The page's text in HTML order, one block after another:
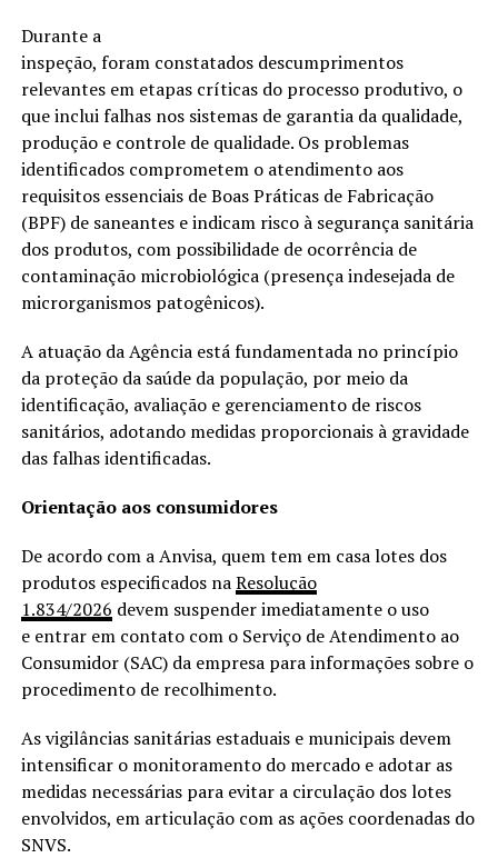
Durante a
inspeção, foram constatados descumprimentos
relevantes em etapas críticas do processo produtivo, o
que inclui falhas nos sistemas de garantia da qualidade,
produção e controle de qualidade. Os problemas
identificados comprometem o atendimento aos
requisitos essenciais de Boas Práticas de Fabricação
(BPF) de saneantes e indicam risco à segurança sanitária
dos produtos, com possibilidade de ocorrência de
contaminação microbiológica (presença indesejada de
microrganismos patogênicos).
A atuação da Agência está fundamentada no princípio
da proteção da saúde da população, por meio da
identificação, avaliação e gerenciamento de riscos
sanitários, adotando medidas proporcionais à gravidade
das falhas identificadas.
Orientação aos consumidores
De acordo com a Anvisa, quem tem em casa lotes dos
produtos especificados naResolução
1.834/2026 devem suspender imediatamente o uso
e entrar em contato com o Serviço de Atendimento ao
Consumidor (SAC) da empresa para informações sobre o
procedimento de recolhimento.
As vigilâncias sanitárias estaduais e municipais devem
intensificar o monitoramento do mercado e adotar as
medidas necessárias para evitar a circulação dos lotes
envolvidos, em articulação com as ações coordenadas do
SNVS.